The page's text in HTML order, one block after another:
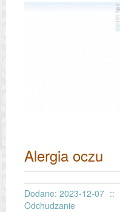
Alergia oczu
Dodane: 2023-12-07 ::
Odchudzanie